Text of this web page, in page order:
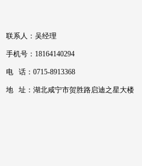
联系人：吴经理
手机号：18164140294
电 话：0715-8913368
地 址：湖北咸宁市贺胜路启迪之星大楼